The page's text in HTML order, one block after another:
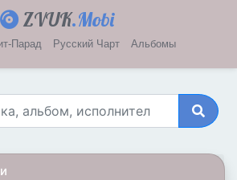
ZVUK.Mobi
Парад Русский Чарт Альбомы